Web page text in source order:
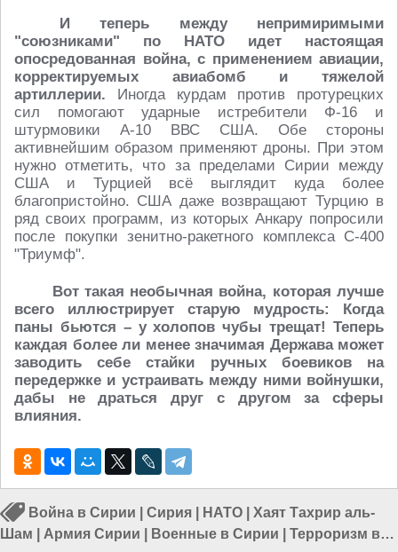
И теперь между непримиримыми
"союзниками" по НАТО идет настоящая
опосредованная война, с применением авиации,
корректируемых авиабомб и тяжелой
артиллерии. Иногда курдам против протурецких
сил помогают ударные истребители Ф-16 и
штурмовики А-10 ВВС США. Обе стороны
активнейшим образом применяют дроны. При этом
нужно отметить, что за пределами Сирии между
США и Турцией всё выглядит куда более
благопристойно. США даже возвращают Турцию в
ряд своих программ, из которых Анкару попросили
после покупки зенитно-ракетного комплекса С-400
"Триумф".
Вот такая необычная война, которая лучше
всего иллюстрирует старую мудрость: Когда
паны бьются – у холопов чубы трещат! Теперь
каждая более ли менее значимая Держава может
заводить себе стайки ручных боевиков на
передержке и устраивать между ними войнушки,
дабы не драться друг с другом за сферы
влияния.
Война в Сирии Сирия НАТО
Хаят Тахрир аль-
Шам
Армия Сирии Военные в Сирии
Терроризм в